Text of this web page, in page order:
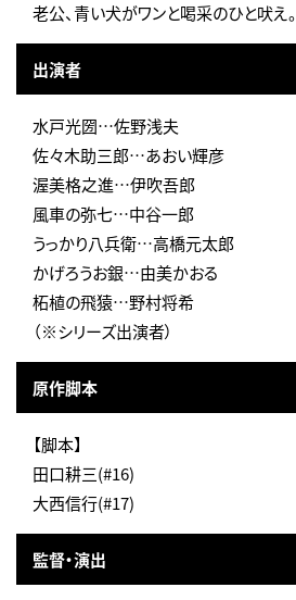
老公、青い犬がワンと喝采のひと吠え。
出演者
水戸光圀…佐野浅夫
佐々木助三郎…あおい輝彦
渥美格之進…伊吹吾郎
風車の弥七…中谷一郎
うっかり八兵衛…高橋元太郎
かげろうお銀…由美かおる
柘植の飛猿…野村将希
（※シリーズ出演者）
原作脚本
【脚本】
田口耕三(#16)
大西信行(#17)
監督・演出